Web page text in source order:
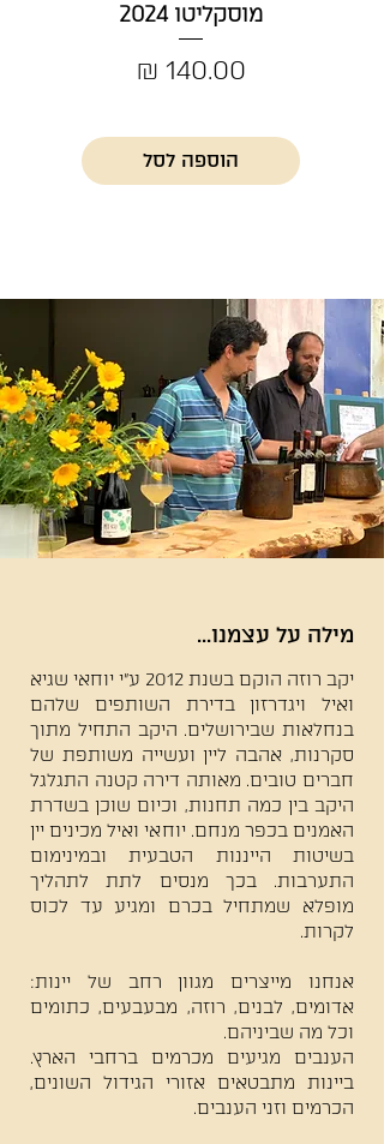
מוסקליטו 2024
מחיר
הוספה לסל
מילה על עצמנו...
יקב רוזה הוקם בשנת 2012 ע״י יוחאי שגיא
ואיל ויגדרזון בדירת השותפים שלהם
בנחלאות שבירושלים. היקב התחיל מתוך
סקרנות, אהבה ליין ועשייה משותפת של
חברים טובים. מאותה דירה קטנה התגלגל
היקב בין כמה תחנות, וכיום שוכן בשדרת
האמנים בכפר מנחם. יוחאי ואיל מכינים יין
בשיטות הייננות הטבעית ובמינימום
התערבות. בכך מנסים לתת לתהליך
מופלא שמתחיל בכרם ומגיע עד לכוס
לקרות.
אנחנו מייצרים מגוון רחב של יינות:
אדומים, לבנים, רוזה, מבעבעים, כתומים
וכל מה שביניהם.
הענבים מגיעים מכרמים ברחבי הארץ.
ביינות מתבטאים אזורי הגידול השונים,
הכרמים וזני הענבים.